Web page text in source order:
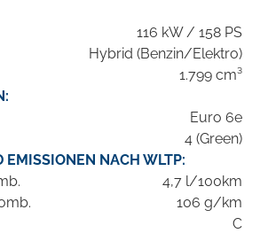
116 kW / 158 PS
Hybrid (Benzin/Elektro)
1.799 cm³
Euro 6e
4 (Green)
EMISSIONEN NACH WLTP:
4,7 l/100km
106 g/km
C